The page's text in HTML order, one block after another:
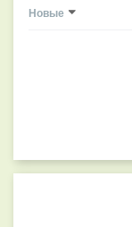
Новые